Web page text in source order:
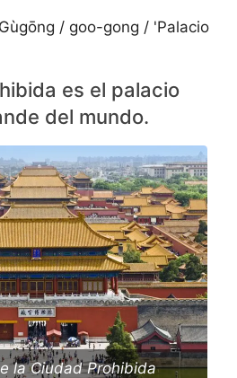
/ goo-gong / 'Palacio
es el palacio
del mundo.
la Ciudad Prohibida